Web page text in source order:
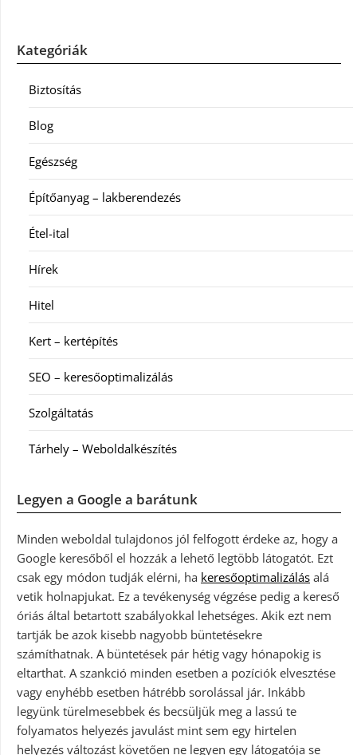
Kategóriák
Biztosítás
Blog
Egészség
Építőanyag – lakberendezés
Étel-ital
Hírek
Hitel
Kert – kertépítés
SEO – keresőoptimalizálás
Szolgáltatás
Tárhely – Weboldalkészítés
Legyen a Google a barátunk
Minden weboldal tulajdonos jól felfogott érdeke az, hogy a
Google keresőből el hozzák a lehető legtöbb látogatót. Ezt
csak egy módon tudják elérni, ha keresőoptimalizálás alá
vetik holnapjukat. Ez a tevékenység végzése pedig a kereső
óriás által betartott szabályokkal lehetséges. Akik ezt nem
tartják be azok kisebb nagyobb büntetésekre
számíthatnak. A büntetések pár hétig vagy hónapokig is
eltarthat. A szankció minden esetben a pozíciók elvesztése
vagy enyhébb esetben hátrébb sorolással jár. Inkább
legyünk türelmesebbek és becsüljük meg a lassú te
folyamatos helyezés javulást mint sem egy hirtelen
helyezés változást követően ne legyen egy látogatója se